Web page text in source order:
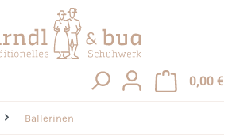
0,00 €
Ballerinen